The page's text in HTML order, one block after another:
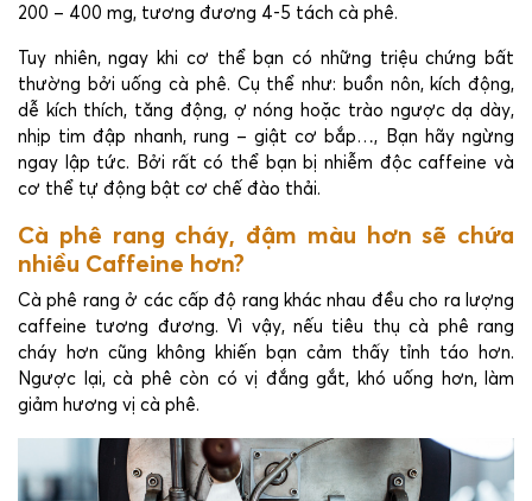
200 – 400 mg, tương đương 4-5 tách cà phê.
Tuy nhiên, ngay khi cơ thể bạn có những triệu chứng bất
thường bởi uống cà phê. Cụ thể như: buồn nôn, kích động,
dễ kích thích, tăng động, ợ nóng hoặc trào ngược dạ dày,
nhịp tim đập nhanh, rung – giật cơ bắp…, Bạn hãy ngừng
ngay lập tức. Bởi rất có thể bạn bị nhiễm độc caffeine và
cơ thể tự động bật cơ chế đào thải.
Cà phê rang cháy, đậm màu hơn sẽ chứa
nhiều Caffeine hơn?
Cà phê rang ở các cấp độ rang khác nhau đều cho ra lượng
caffeine tương đương. Vì vậy, nếu tiêu thụ cà phê rang
cháy hơn cũng không khiến bạn cảm thấy tỉnh táo hơn.
Ngược lại, cà phê còn có vị đắng gắt, khó uống hơn, làm
giảm hương vị cà phê.